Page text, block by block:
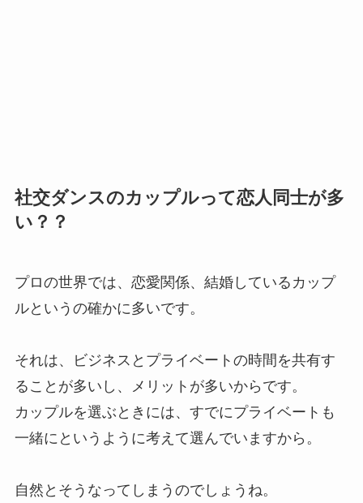
社交ダンスのカップルって恋人同士が多
い？？
プロの世界では、恋愛関係、結婚しているカップ
ルというの確かに多いです。
それは、ビジネスとプライベートの時間を共有す
ることが多いし、メリットが多いからです。
カップルを選ぶときには、すでにプライベートも
一緒にというように考えて選んでいますから。
自然とそうなってしまうのでしょうね。